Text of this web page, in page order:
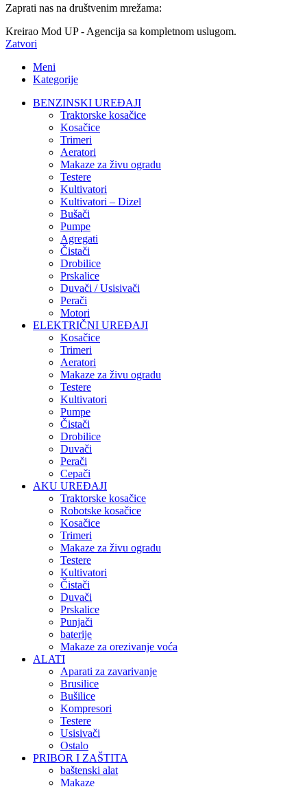
Zaprati nas na društvenim mrežama:
Kreirao Mod UP - Agencija sa kompletnom uslugom.
Zatvori
Meni
Kategorije
BENZINSKI UREĐAJI
Traktorske kosačice
Kosačice
Trimeri
Aeratori
Makaze za živu ogradu
Testere
Kultivatori
Kultivatori – Dizel
Bušači
Pumpe
Agregati
Čistači
Drobilice
Prskalice
Duvači / Usisivači
Perači
Motori
ELEKTRIČNI UREĐAJI
Kosačice
Trimeri
Aeratori
Makaze za živu ogradu
Testere
Kultivatori
Pumpe
Čistači
Drobilice
Duvači
Perači
Cepači
AKU UREĐAJI
Traktorske kosačice
Robotske kosačice
Kosačice
Trimeri
Makaze za živu ogradu
Testere
Kultivatori
Čistači
Duvači
Prskalice
Punjači
baterije
Makaze za orezivanje voća
ALATI
Aparati za zavarivanje
Brusilice
Bušilice
Kompresori
Testere
Usisivači
Ostalo
PRIBOR I ZAŠTITA
baštenski alat
Makaze